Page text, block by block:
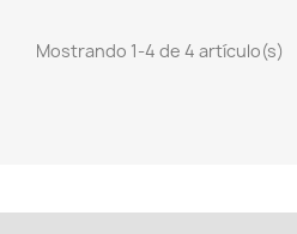
Mostrando 1-4 de 4 artículo(s)